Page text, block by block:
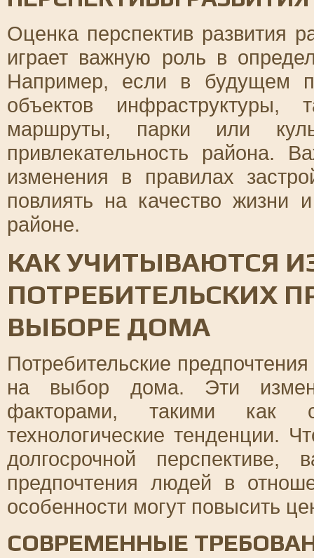
Оценка перспектив развития
играет важную роль в
Например, если в будущем
объектов инфраструктуры,
маршруты, парки или
привлекательность района.
изменения в правилах
повлиять на качество жизни
районе.
КАК УЧИТЫВАЮТСЯ
ПОТРЕБИТЕЛЬСКИХ
ВЫБОРЕ ДОМА
Потребительские
на выбор дома. Эти
факторами, такими как
технологические тенденции.
долгосрочной
предпочтения людей в
особенности могут повысить
СОВРЕМЕННЫЕ